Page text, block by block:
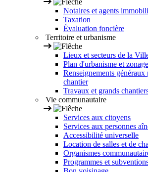
Notaires et agents
Taxation
Évaluation foncière
Territoire et urbanisme
Lieux et secteurs de la
Plan d'urbanisme et zonage
Renseignements généraux
chantier
Travaux et grands
Vie communautaire
Services aux citoyens
Services aux personnes
Accessibilité universelle
Location de salles et de
Organismes
Programmes et